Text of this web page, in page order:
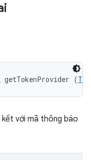
getTokenProvider (
kết với mã thông báo